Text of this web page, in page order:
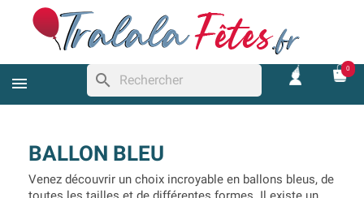
search
0
BALLON BLEU
Venez découvrir un choix incroyable en ballons bleus, de